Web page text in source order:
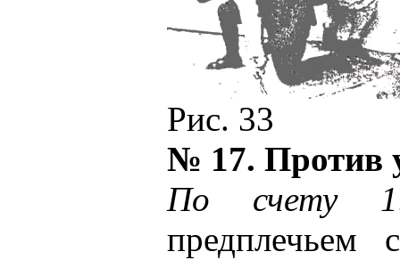
Рис. 33
№ 17. Против
По счету
предплечьем